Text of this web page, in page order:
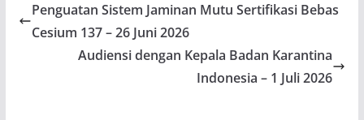
Penguatan Sistem Jaminan Mutu Sertifikasi Bebas
Cesium 137 – 26 Juni 2026
Audiensi dengan Kepala Badan Karantina
Indonesia – 1 Juli 2026